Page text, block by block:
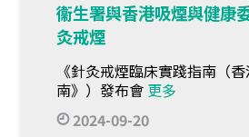
衞生署與香港吸煙與健康
灸戒煙
《針灸戒煙臨床實踐指南（
南》）發布會 更多
2024-09-20